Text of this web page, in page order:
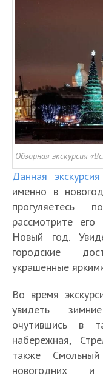
Обзорная экскурсия
Данная
именно в
прогуляетесь
рассмотрите
Новый год.
городские
украшенные
Во время
увидеть
очутившись в
набережная,
также
новогодних и